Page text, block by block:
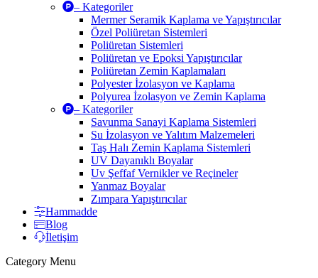
– Kategoriler
Mermer Seramik Kaplama ve Yapıştırıcılar
Özel Poliüretan Sistemleri
Poliüretan Sistemleri
Poliüretan ve Epoksi Yapıştırıcılar
Poliüretan Zemin Kaplamaları
Polyester İzolasyon ve Kaplama
Polyurea İzolasyon ve Zemin Kaplama
– Kategoriler
Savunma Sanayi Kaplama Sistemleri
Su İzolasyon ve Yalıtım Malzemeleri
Taş Halı Zemin Kaplama Sistemleri
UV Dayanıklı Boyalar
Uv Şeffaf Vernikler ve Reçineler
Yanmaz Boyalar
Zımpara Yapıştırıcılar
Hammadde
Blog
İletişim
Category Menu